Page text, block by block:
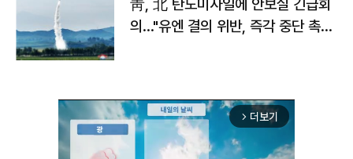
靑, 北 탄도미사일에 안보실 긴급회
의…"유엔 결의 위반, 즉각 중단 촉
arrow_forward_ios 더보기